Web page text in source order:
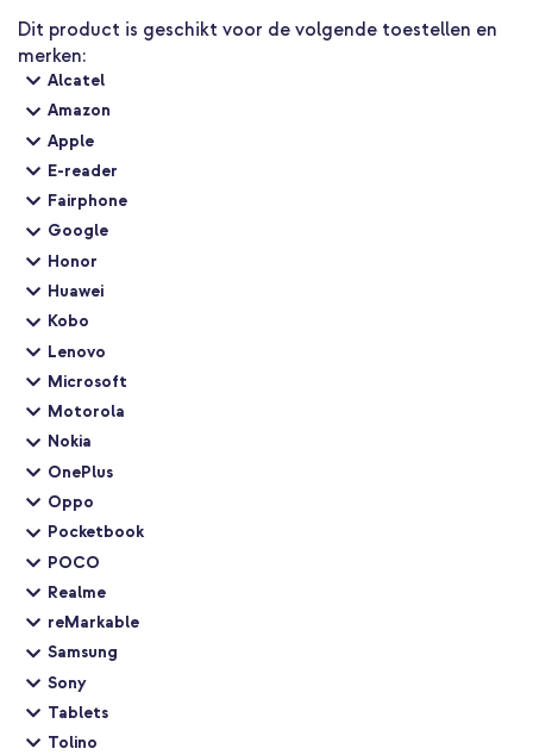
Dit product is geschikt voor de volgende toestellen en
merken:
Alcatel
Amazon
Apple
E-reader
Fairphone
Google
Honor
Huawei
Kobo
Lenovo
Microsoft
Motorola
Nokia
OnePlus
Oppo
Pocketbook
POCO
Realme
reMarkable
Samsung
Sony
Tablets
Tolino